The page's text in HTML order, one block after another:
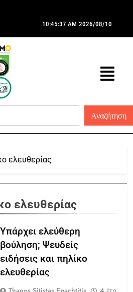
10:45:37 AM 2026/08/10
ελευθερίας
ελευθερίας
Υπάρχει ελεύθερη
βούληση; Ψευδείς
ειδήσεις και πηλίκο
ελευθερίας